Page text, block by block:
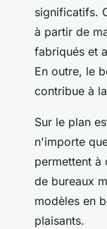
significatifs.
à partir de
fabriqués et
En outre, le
contribue à
Sur le plan
n'importe
permettent à
de bureaux
modèles en
plaisants.